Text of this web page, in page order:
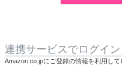
連携サービスでログイ
Amazon.co.jpにご登録の情報を利用し